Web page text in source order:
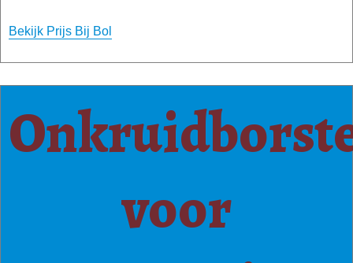
Bekijk Prijs Bij Bol
voor